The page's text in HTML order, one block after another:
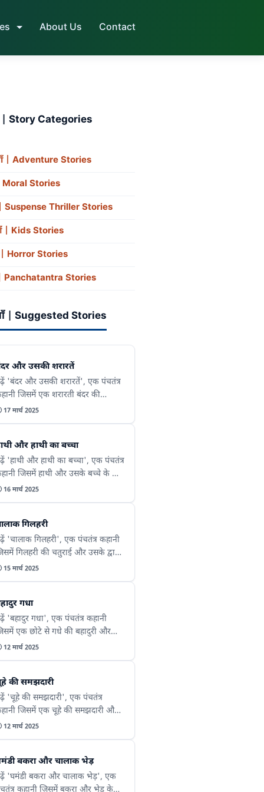
About Us Contact
| Story Categories
| Adventure Stories
Moral Stories
Suspense Thriller Stories
| Kids Stories
| Horror Stories
| Panchatantra Stories
| Suggested Stories
और उसकी शरारतें
'बंदर और उसकी शरारतें', एक पंचतंत्र
जिसमें एक शरारती बंदर की
हरकतों के बारे में बताया गया
यह कहानी हमें सिखाती है कि कभी-
हो सकती हैं।
17 मार्च 2025
और हाथी का बच्चा
'हाथी और हाथी का बच्चा', एक पंचतंत्र
जिसमें हाथी और उसके बच्चे के बीच
समझदारी और संघर्ष को दर्शाया
है। यह कहानी हमें सिखाती है कि
भी मुश्किल का सामना कर सकते हैं।
16 मार्च 2025
गिलहरी
'चालाक गिलहरी', एक पंचतंत्र कहानी
गिलहरी की चतुराई और उसके द्वारा
हालात में समाधान ढूंढने की कहानी
दर्शाया गया है। यह कहानी हमें यह
का हल निकाला जा सकता है।
15 मार्च 2025
गधा
'बहादुर गधा', एक पंचतंत्र कहानी
एक छोटे से गधे की बहादुरी और
को दर्शाया गया है। यह कहानी
सिखाती है कि कभी-कभी बहादुरी और
12 मार्च 2025
की समझदारी
'चूहे की समझदारी', एक पंचतंत्र
जिसमें एक चूहे की समझदारी और
को दर्शाया गया है। यह कहानी हमें
है कि छोटी समझदारी भी बड़ी
12 मार्च 2025
बकरा और चालाक भेड़
'घमंडी बकरा और चालाक भेड़', एक